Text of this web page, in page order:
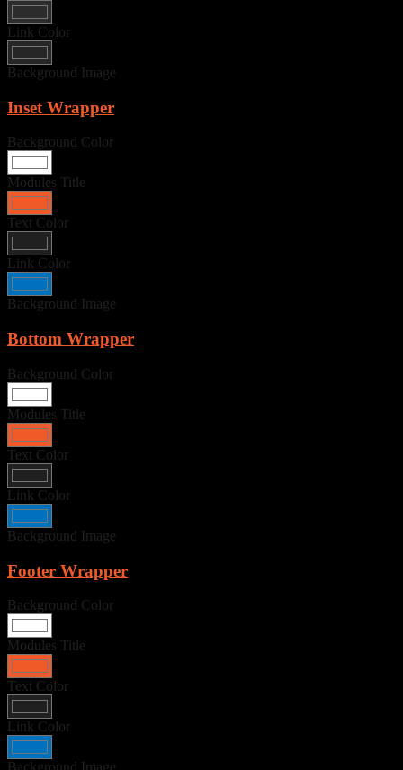
Link Color
Background Image
Inset Wrapper
Background Color
Modules Title
Text Color
Link Color
Background Image
Bottom Wrapper
Background Color
Modules Title
Text Color
Link Color
Background Image
Footer Wrapper
Background Color
Modules Title
Text Color
Link Color